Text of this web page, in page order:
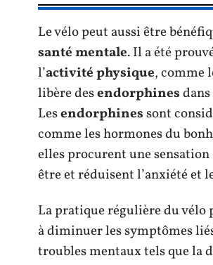
Le vélo peut aussi être
santé mentale. Il a été
l’activité physique, comme
libère desendorphines
Lesendorphinessont
comme les hormones du
elles procurent une sensation
être et réduisent l’anxiété et
La pratique régulière du vélo
à diminuer les symptômes
troubles mentaux tels que la